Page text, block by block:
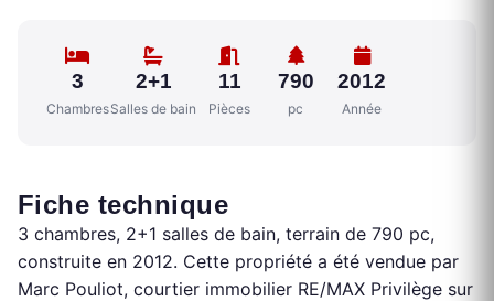
3
Chambres
2+1
Salles de bain
11
Pièces
790
pc
2012
Année
Fiche technique
3 chambres, 2+1 salles de bain, terrain de 790 pc,
construite en 2012. Cette propriété a été vendue par
Marc Pouliot, courtier immobilier RE/MAX Privilège sur